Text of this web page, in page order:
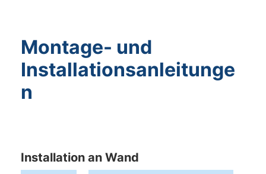
Montage- und
Installationsanleitunge
n
Installation an Wand